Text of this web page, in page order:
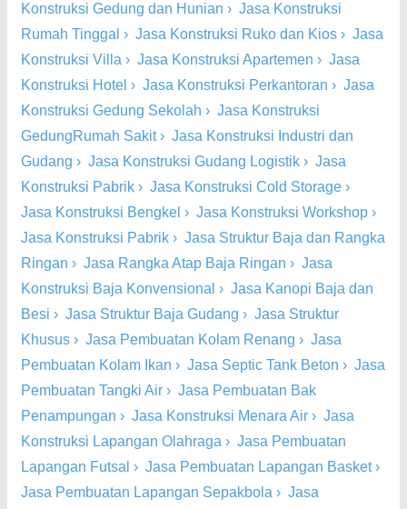
Konstruksi Gedung dan Hunian › Jasa Konstruksi
Rumah Tinggal › Jasa Konstruksi Ruko dan Kios › Jasa
Konstruksi Villa › Jasa Konstruksi Apartemen › Jasa
Konstruksi Hotel › Jasa Konstruksi Perkantoran › Jasa
Konstruksi Gedung Sekolah › Jasa Konstruksi
GedungRumah Sakit› Jasa Konstruksi Industri dan
Gudang › Jasa Konstruksi Gudang Logistik › Jasa
Konstruksi Pabrik › Jasa Konstruksi Cold Storage ›
Jasa Konstruksi Bengkel › Jasa Konstruksi Workshop ›
Jasa Konstruksi Pabrik › Jasa Struktur Baja dan Rangka
Ringan › Jasa Rangka Atap Baja Ringan › Jasa
Konstruksi Baja Konvensional › Jasa Kanopi Baja dan
Besi › Jasa Struktur Baja Gudang › Jasa Struktur
Khusus › Jasa Pembuatan Kolam Renang › Jasa
Pembuatan Kolam Ikan › Jasa Septic Tank Beton › Jasa
Pembuatan Tangki Air › Jasa Pembuatan Bak
Penampungan › Jasa Konstruksi Menara Air › Jasa
Konstruksi Lapangan Olahraga › Jasa Pembuatan
Lapangan Futsal › Jasa Pembuatan Lapangan Basket›
Jasa Pembuatan Lapangan Sepakbola › Jasa